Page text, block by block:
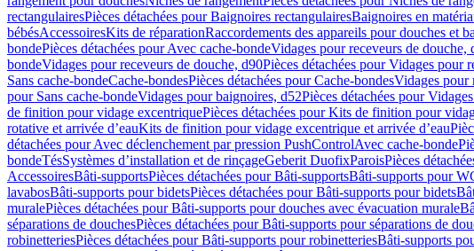
rectangulairesPièces détachées pour Baignoires rectangulairesBaignoires en
bébésAccessoiresKits de réparationRaccordements des appareils pour douches et
bondePièces détachées pour Avec cache-bondeVidages pour receveurs de douche,
bondeVidages pour receveurs de douche, d90Pièces détachées pour Vidages pour
Sans cache-bondeCache-bondesPièces détachées pour Cache-bondesVidages pour
pour Sans cache-bondeVidages pour baignoires, d52Pièces détachées pour
de finition pour vidage excentriquePièces détachées pour Kits de finition pour
rotative et arrivée d’eauKits de finition pour vidage excentrique et arrivée d’eau
détachées pour Avec déclenchement par pression PushControlAvec cache-bonde
bondeTésSystèmes d’installation et de rinçageGeberit DuofixParoisPièces
AccessoiresBâti-supportsPièces détachées pour Bâti-supportsBâti-supports pour
lavabosBâti-supports pour bidetsPièces détachées pour Bâti-supports pour bidets
muralePièces détachées pour Bâti-supports pour douches avec évacuation murale
séparations de douchesPièces détachées pour Bâti-supports pour séparations de
robinetteriesPièces détachées pour Bâti-supports pour robinetteriesBâti-supports